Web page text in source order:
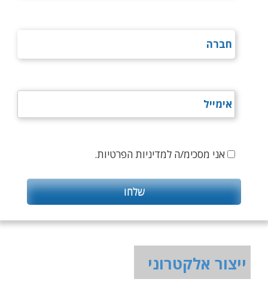
אני מסכימ/ה למדיניות הפרטיות.
ייצור אלקטרוני